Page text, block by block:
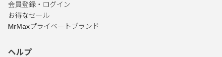
会員登録・ログイン
お得なセール
MrMaxプライベートブランド
ヘルプ